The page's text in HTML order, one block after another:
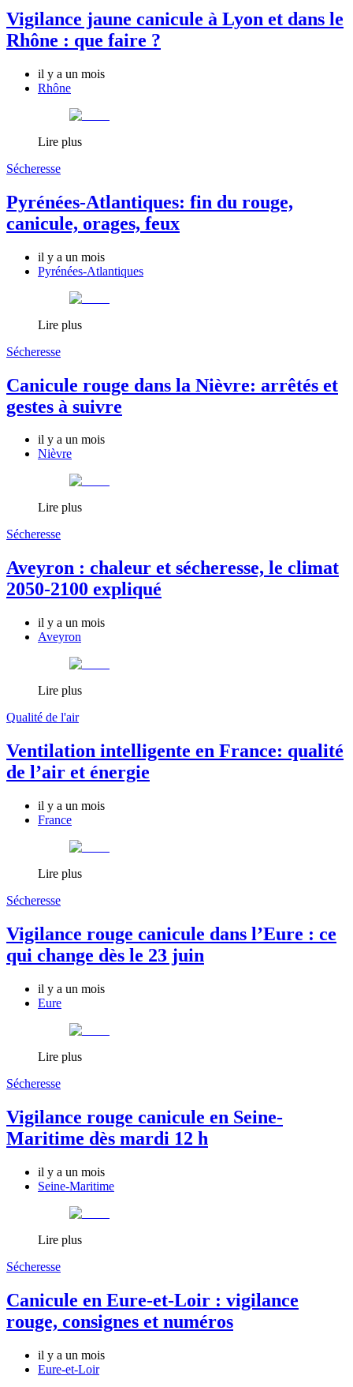
Vigilance jaune canicule à Lyon et dans le
Rhône : que faire ?
il y a un mois
Rhône
Lire plus
Sécheresse
Pyrénées-Atlantiques: fin du rouge,
canicule, orages, feux
il y a un mois
Pyrénées-Atlantiques
Lire plus
Sécheresse
Canicule rouge dans la Nièvre: arrêtés et
gestes à suivre
il y a un mois
Nièvre
Lire plus
Sécheresse
Aveyron : chaleur et sécheresse, le climat
2050-2100 expliqué
il y a un mois
Aveyron
Lire plus
Qualité de l'air
Ventilation intelligente en France: qualité
de l’air et énergie
il y a un mois
France
Lire plus
Sécheresse
Vigilance rouge canicule dans l’Eure : ce
qui change dès le 23 juin
il y a un mois
Eure
Lire plus
Sécheresse
Vigilance rouge canicule en Seine-
Maritime dès mardi 12 h
il y a un mois
Seine-Maritime
Lire plus
Sécheresse
Canicule en Eure-et-Loir : vigilance
rouge, consignes et numéros
il y a un mois
Eure-et-Loir